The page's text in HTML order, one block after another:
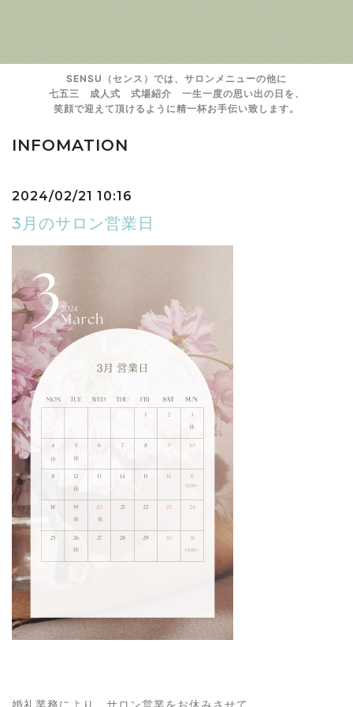
SENSU（センス）では、サロンメニューの他に
七五三 成人式 式場紹介 一生一度の思い出の日を、
笑顔で迎えて頂けるように精一杯お手伝い致します。
INFOMATION
2024/02/21 10:16
3月のサロン営業日
婚礼業務により、サロン営業をお休みさせて